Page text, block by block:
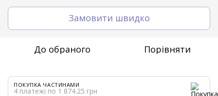
Замовити швидко
До обраного Порівняти
ПОКУПКА ЧАСТИНАМИ
4 платежі по 1 874.25 грн